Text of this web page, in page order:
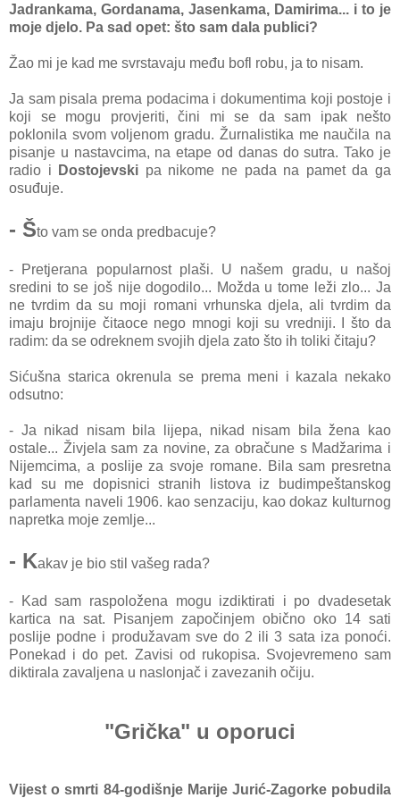
Jadrankama, Gordanama, Jasenkama, Damirima... i to je
moje djelo. Pa sad opet: što sam dala publici?
Žao mi je kad me svrstavaju među bofl robu, ja to nisam.
Ja sam pisala prema podacima i dokumentima koji postoje i
koji se mogu provjeriti, čini mi se da sam ipak nešto
poklonila svom voljenom gradu. Žurnalistika me naučila na
pisanje u nastavcima, na etape od danas do sutra. Tako je
radio i
Dostojevski pa nikome ne pada na pamet da ga
osuđuje.
- Što vam se onda predbacuje?
- Pretjerana popularnost plaši. U našem gradu, u našoj
sredini to se još nije dogodilo... Možda u tome leži zlo... Ja
ne tvrdim da su moji romani vrhunska djela, ali tvrdim da
imaju brojnije čitaoce nego mnogi koji su vredniji. I što da
radim: da se odreknem svojih djela zato što ih toliki čitaju?
Sićušna starica okrenula se prema meni i kazala nekako
odsutno:
- Ja nikad nisam bila lijepa, nikad nisam bila žena kao
ostale... Živjela sam za novine, za obračune s Madžarima i
Nijemcima, a poslije za svoje romane. Bila sam presretna
kad su me dopisnici stranih listova iz budimpeštanskog
parlamenta naveli 1906. kao senzaciju, kao dokaz kulturnog
napretka moje zemlje...
- Kakav je bio stil vašeg rada?
- Kad sam raspoložena mogu izdiktirati i po dvadesetak
kartica na sat. Pisanjem započinjem obično oko 14 sati
poslije podne i produžavam sve do 2 ili 3 sata iza ponoći.
Ponekad i do pet. Zavisi od rukopisa. Svojevremeno sam
diktirala zavaljena u naslonjač i zavezanih očiju.
"Grička" u oporuci
Vijest o smrti 84-godišnje Marije Jurić-Zagorke pobudila